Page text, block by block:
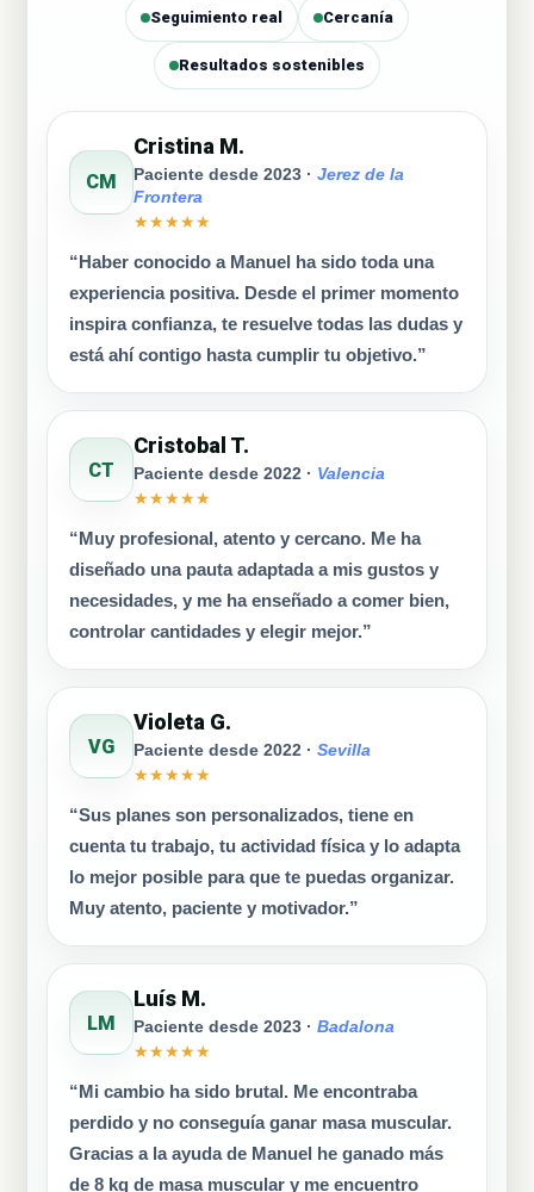
Seguimiento real Cercanía
Resultados sostenibles
CM
Cristina M.
Paciente desde 2023 · Jerez de la
Frontera
★★★★★
“Haber conocido a Manuel ha sido toda una
experiencia positiva. Desde el primer momento
inspira confianza, te resuelve todas las dudas y
está ahí contigo hasta cumplir tu objetivo.”
CT
Cristobal T.
Paciente desde 2022 · Valencia
★★★★★
“Muy profesional, atento y cercano. Me ha
diseñado una pauta adaptada a mis gustos y
necesidades, y me ha enseñado a comer bien,
controlar cantidades y elegir mejor.”
VG
Violeta G.
Paciente desde 2022 · Sevilla
★★★★★
“Sus planes son personalizados, tiene en
cuenta tu trabajo, tu actividad física y lo adapta
lo mejor posible para que te puedas organizar.
Muy atento, paciente y motivador.”
LM
Luís M.
Paciente desde 2023 · Badalona
★★★★★
“Mi cambio ha sido brutal. Me encontraba
perdido y no conseguía ganar masa muscular.
Gracias a la ayuda de Manuel he ganado más
de 8 kg de masa muscular y me encuentro